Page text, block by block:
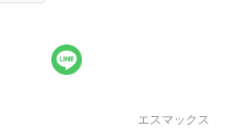
エスマックス